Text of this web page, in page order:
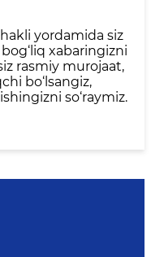
yordamida siz
xabaringizni
rasmiy murojaat,
bo‘lsangiz,
so‘raymiz.